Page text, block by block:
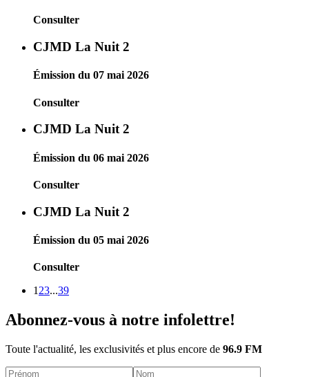
Consulter
CJMD La Nuit 2
Émission du 07 mai 2026
Consulter
CJMD La Nuit 2
Émission du 06 mai 2026
Consulter
CJMD La Nuit 2
Émission du 05 mai 2026
Consulter
1 23...39
Abonnez-vous à notre infolettre!
Toute l'actualité, les exclusivités et plus encore de 96.9 FM